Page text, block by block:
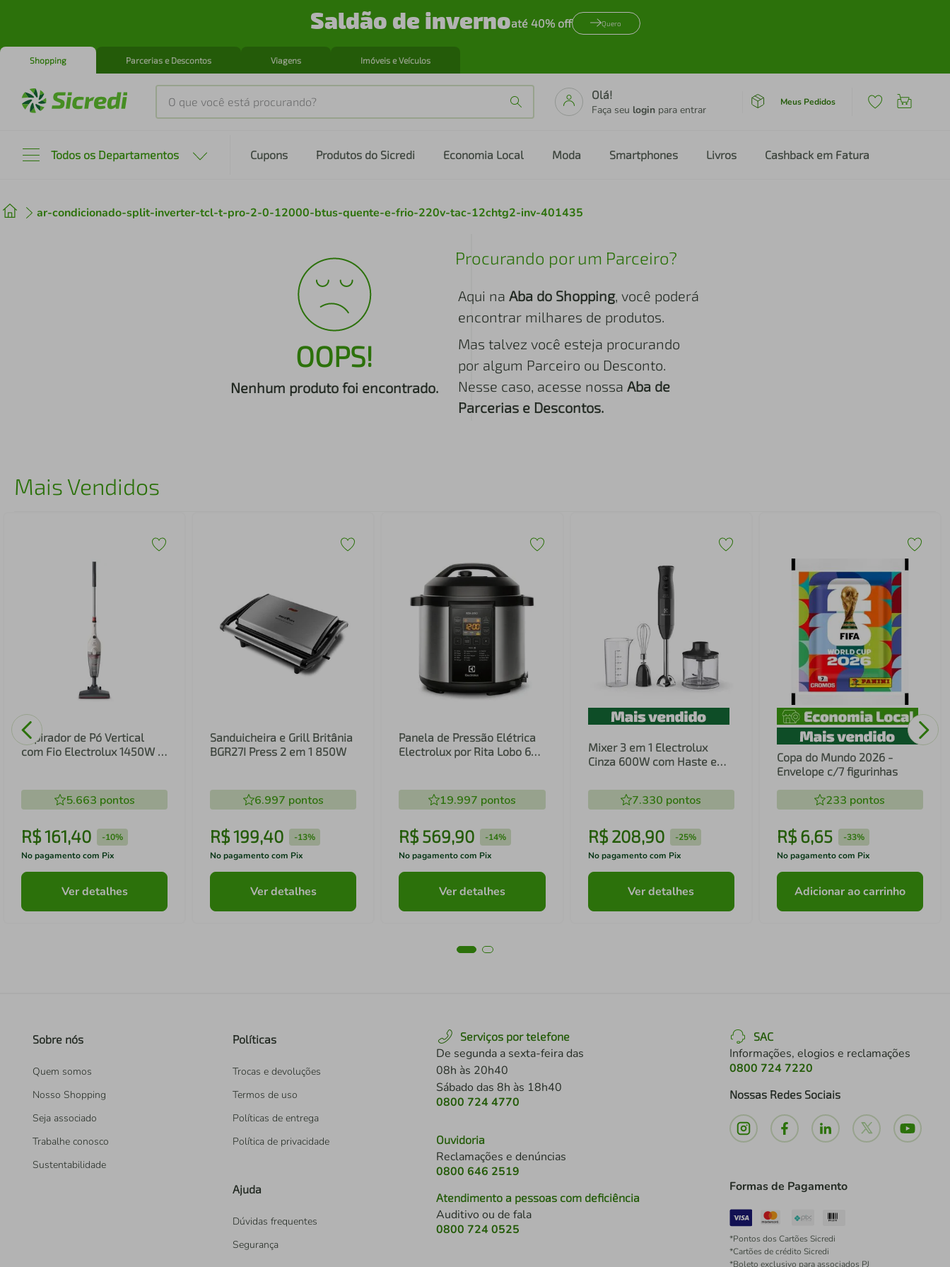
Saldão de invernoaté 40% off Quero
Shopping Parcerias e Descontos Viagens Imóveis e Veículos
O que você está procurando?
Olá!
Faça seu login para entrar
Meus Pedidos
Todos os Departamentos Cupons Produtos do Sicredi Economia Local Moda Smartphones Livros Cashback em Fatura
ar-condicionado-split-inverter-tcl-t-pro-2-0-12000-btus-quente-e-frio-220v-tac-12chtg2-inv-401435
OOPS!
Nenhum produto foi encontrado.
Procurando por um Parceiro?
Aqui na Aba do Shopping, você poderá
encontrar milhares de produtos.
Mas talvez você esteja procurando
por algum Parceiro ou Desconto.
Nesse caso, acesse nossa Aba de
Parcerias e Descontos.
Mais Vendidos
Aspirador de Pó Vertical
com Fio Electrolux 1450W 2
5.663 pontos
R$161,40 -10%
No pagamento com Pix
Ver detalhes
Sanduicheira e Grill Britânia
BGR27I Press 2 em 1 850W
6.997 pontos
R$199,40 -13%
No pagamento com Pix
Ver detalhes
Panela de Pressão Elétrica
Electrolux por Rita Lobo 6L
19.997 pontos
R$569,90 -14%
No pagamento com Pix
Ver detalhes
Mixer 3 em 1 Electrolux
Cinza 600W com Haste em
(EIB20)
7.330 pontos
R$ 208,90 -25%
No pagamento com Pix
Ver detalhes
Copa do Mundo 2026 -
Envelope c/7 figurinhas
233 pontos
R$ 6,65 -33%
No pagamento com Pix
Adicionar ao carrinho
Sobre nós
Quem somos
Nosso Shopping
Seja associado
Trabalhe conosco
Sustentabilidade
Políticas
Trocas e devoluções
Termos de uso
Políticas de entrega
Política de privacidade
Ajuda
Dúvidas frequentes
Segurança
Serviços por telefone
De segunda a sexta-feira das
08h às 20h40
Sábado das 8h às 18h40
0800 724 4770
Ouvidoria
Reclamações e denúncias
0800 646 2519
Atendimento a pessoas com deficiência
Auditivo ou de fala
0800 724 0525
SAC
Informações, elogios e reclamações
0800 724 7220
Nossas Redes Sociais
Formas de Pagamento
*Pontos dos Cartões Sicredi
*Cartões de crédito Sicredi
*Boleto exclusivo para associados PJ
2º cafeteira